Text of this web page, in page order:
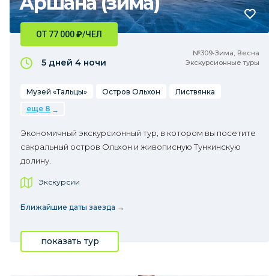
№309•Зима, Весна
Экскурсионные туры
ОТ 77 000₽/ЧЕЛ
5 дней 4 ночи
Музей «Тальцы» Остров Ольхон
Листвянка
еще 8
Экономичный экскурсионный тур, в котором вы посетите
сакральный остров Ольхон и живописную Тункинскую
долину.
Экскурсии
Ближайшие даты заезда →
показать тур